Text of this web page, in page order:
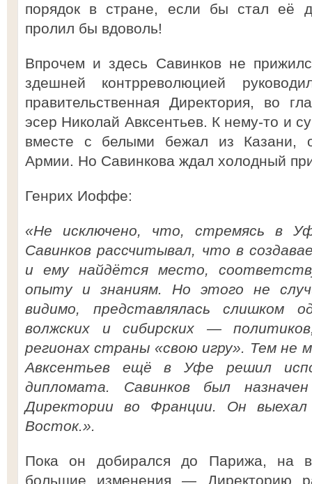
порядок в стране, если бы стал её
пролил бы вдоволь!
Впрочем и здесь Савинков не
здешней контрреволюцией
правительственная Директория, во
эсер Николай Авксентьев. К нему-то и
вместе с белыми бежал из Казани,
Армии. Но Савинкова ждал холодный
Генрих Иоффе:
«Не исключено, что, стремясь в
Савинков рассчитывал, что в
и ему найдётся место,
опыту и знаниям. Но этого не
видимо, представлялась слишком
волжских и сибирских —
регионах страны «свою игру». Тем не
Авксентьев ещё в Уфе решил
дипломата. Савинков был
Директории во Франции. Он
Восток.».
Пока он добирался до Парижа, на
большие изменения — Директорию